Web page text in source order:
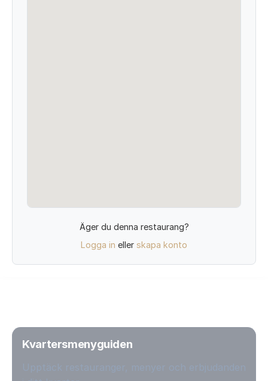
Äger du denna restaurang?
Logga in eller skapa konto
Kvartersmenyguiden